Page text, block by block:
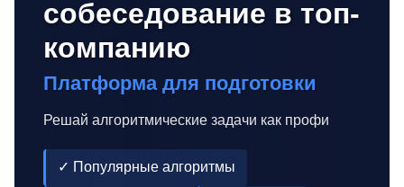
собеседование в топ-
компанию
Платформа для подготовки
Решай алгоритмические задачи как профи
✓ Популярные алгоритмы